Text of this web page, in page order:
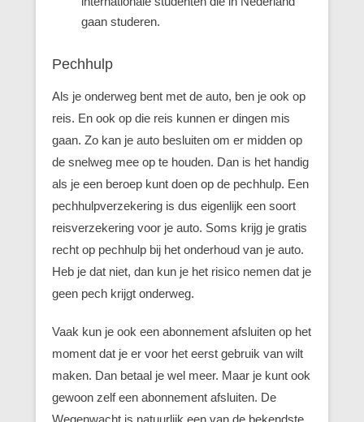
gaan studeren.
Pechhulp
Als je onderweg bent met de auto, ben je ook op
reis. En ook op die reis kunnen er dingen mis
gaan. Zo kan je auto besluiten om er midden op
de snelweg mee op te houden. Dan is het handig
als je een beroep kunt doen op de pechhulp. Een
pechhulpverzekering is dus eigenlijk een soort
reisverzekering voor je auto. Soms krijg je gratis
recht op pechhulp bij het onderhoud van je auto.
Heb je dat niet, dan kun je het risico nemen dat je
geen pech krijgt onderweg.
Vaak kun je ook een abonnement afsluiten op het
moment dat je er voor het eerst gebruik van wilt
maken. Dan betaal je wel meer. Maar je kunt ook
gewoon zelf een abonnement afsluiten. De
Wegenwacht is natuurlijk een van de bekendste